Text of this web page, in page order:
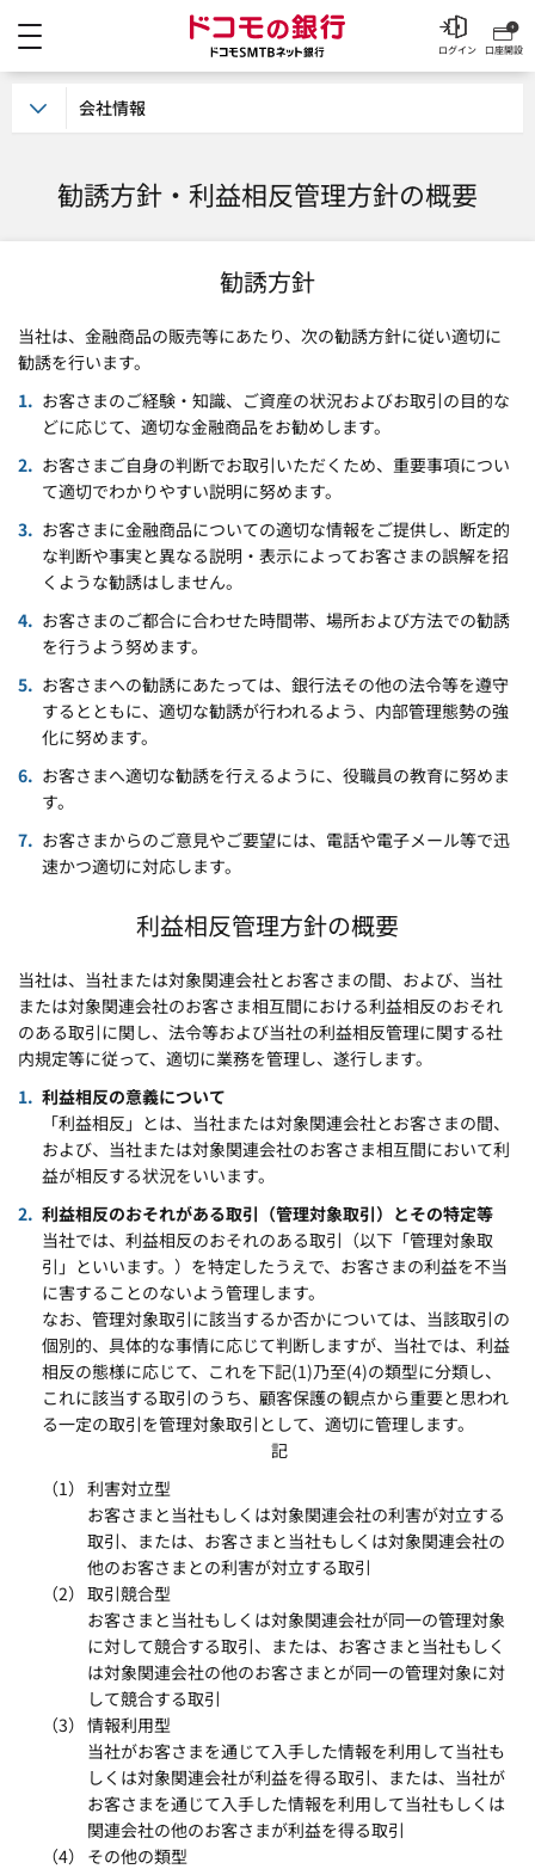
ドコモの銀行 ドコモ
口座開設
ログイン
勧誘方針・利益相反管理方針の概要
勧誘方針
当社は、金融商品の販売等にあたり、次の勧誘方針に従い適切に
勧誘を行います。
お客さまのご経験・知識、ご資産の状況およびお取引の目的な
どに応じて、適切な金融商品をお勧めします。
お客さまご自身の判断でお取引いただくため、重要事項につい
て適切でわかりやすい説明に努めます。
お客さまに金融商品についての適切な情報をご提供し、断定的
な判断や事実と異なる説明・表示によってお客さまの誤解を招
くような勧誘はしません。
お客さまのご都合に合わせた時間帯、場所および方法での勧誘
を行うよう努めます。
お客さまへの勧誘にあたっては、銀行法その他の法令等を遵守
するとともに、適切な勧誘が行われるよう、内部管理態勢の強
化に努めます。
お客さまへ適切な勧誘を行えるように、役職員の教育に努めま
す。
お客さまからのご意見やご要望には、電話や電子メール等で迅
速かつ適切に対応します。
利益相反管理方針の概要
当社は、当社または対象関連会社とお客さまの間、および、当社
または対象関連会社のお客さま相互間における利益相反のおそれ
のある取引に関し、法令等および当社の利益相反管理に関する社
内規定等に従って、適切に業務を管理し、遂行します。
利益相反の意義について
「利益相反」とは、当社または対象関連会社とお客さまの間、
および、当社または対象関連会社のお客さま相互間において利
益が相反する状況をいいます。
利益相反のおそれがある取引（管理対象取引）とその特定等
当社では、利益相反のおそれのある取引（以下「管理対象取
引」といいます。）を特定したうえで、お客さまの利益を不当
に害することのないよう管理します。
なお、管理対象取引に該当するか否かについては、当該取引の
個別的、具体的な事情に応じて判断しますが、当社では、利益
相反の態様に応じて、これを下記(1)乃至(4)の類型に分類し、
これに該当する取引のうち、顧客保護の観点から重要と思われ
る一定の取引を管理対象取引として、適切に管理します。
記
利害対立型
お客さまと当社もしくは対象関連会社の利害が対立する
取引、または、お客さまと当社もしくは対象関連会社の
他のお客さまとの利害が対立する取引
取引競合型
お客さまと当社もしくは対象関連会社が同一の管理対象
に対して競合する取引、または、お客さまと当社もしく
は対象関連会社の他のお客さまとが同一の管理対象に対
して競合する取引
情報利用型
当社がお客さまを通じて入手した情報を利用して当社も
しくは対象関連会社が利益を得る取引、または、当社が
お客さまを通じて入手した情報を利用して当社もしくは
関連会社の他のお客さまが利益を得る取引
その他の類型
会社情報